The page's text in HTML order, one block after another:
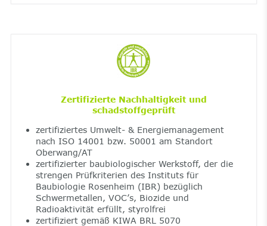
Zertifizierte Nachhaltigkeit und
schadstoffgeprüft
zertifiziertes Umwelt- & Energiemanagement
nach ISO 14001 bzw. 50001 am Standort
Oberwang/AT
zertifizierter baubiologischer Werkstoff, der die
strengen Prüfkriterien des Instituts für
Baubiologie Rosenheim (IBR) bezüglich
Schwermetallen, VOC’s, Biozide und
Radioaktivität erfüllt, styrolfrei
zertifiziert gemäß KIWA BRL 5070